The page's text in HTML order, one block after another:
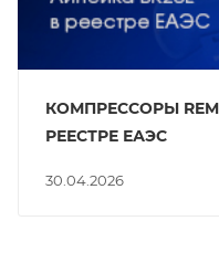
30.04.2026
КОМПРЕССОРЫ
РЕЕСТРЕ ЕАЭС